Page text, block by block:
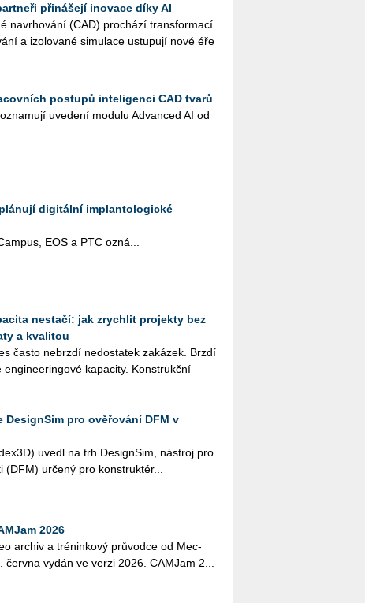
přinášejí inovace díky AI
na­vr­ho­vá­ní (CAD) pro­chá­zí trans­for­ma­cí.
a izo­lo­va­né si­mu­la­ce ustu­pu­jí nové éře
postupů inteligenci CAD tvarů
uve­de­ní mo­du­lu Advan­ced AI od
plánují digitální implantologické
EOS a PTC ozná­...
nestačí: jak zrychlit projekty bez
a kvalitou
často ne­brz­dí ne­do­sta­tek za­ká­zek. Brzdí
en­gi­nee­rin­go­vé ka­pa­ci­ty. Kon­strukč­ní
DesignSim pro ověřování DFM v
uvedl na trh De­sign­Sim, ná­stroj pro
ur­če­ný pro kon­struk­té­r...
2026
ar­chiv a tré­nin­ko­vý prů­vod­ce od Mec­
vydán ve verzi 2026. CAM­Jam 2...